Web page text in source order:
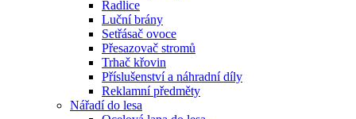
Radlice
Luční brány
Setřásač ovoce
Přesazovač stromů
Trhač křovin
Příslušenství a náhradní díly
Reklamní předměty
Nářadí do lesa